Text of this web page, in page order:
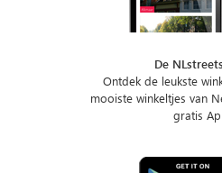
De
Ontdek de leukste
mooiste winkeltjes van
gratis